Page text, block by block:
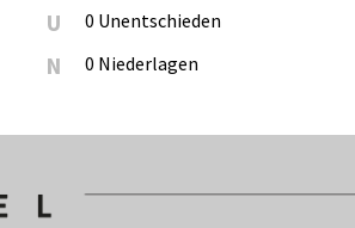
U 0 Unentschieden
N 0 Niederlagen